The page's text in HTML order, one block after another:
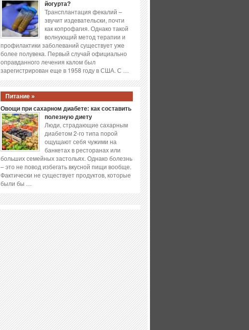
йогурта?
Трансплантация фекалий –
звучит издевательски, почти
как копрофагия. Однако такой
волнующий метод терапии и
профилактики заболеваний существует уже
более полувека. Первый случай официально
оправданного лечения калом был
зарегистрирован еще в 1958 году в США. С …
Питание »
Овощи при сахарном диабете: как составить
полезную диету
Люди, страдающие сахарным
диабетом 2-го типа порой
ощущают себя чужими на
банкетах в ресторанах или
больших семейных застольях. Однако болезнь
– это не повод избегать вкусной пищи вообще.
Фактически не существует продуктов, которые
были бы …